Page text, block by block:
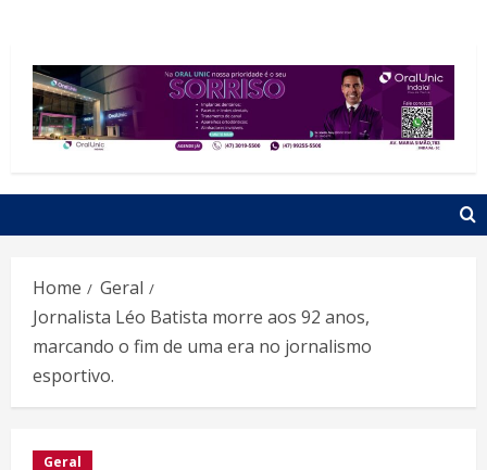
Home
Geral
Jornalista Léo Batista morre aos 92 anos,
marcando o fim de uma era no jornalismo
esportivo.
Geral